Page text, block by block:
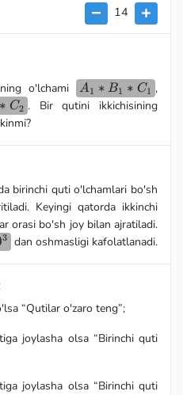
14
o'lchami A_1*B_1*C_1
A1 ∗ B1 ∗ C1 ,
∗ C2 . Bir qutini ikkichisining
birinchi quti o'lchamlari bo'sh
Keyingi qatorda ikkinchi
orasi bo'sh joy bilan ajratiladi.
3 dan oshmasligi kafolatlanadi.
“Qutilar o'zaro teng”;
joylasha olsa “Birinchi quti
joylasha olsa “Birinchi quti